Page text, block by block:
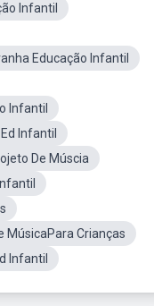
Infantil
Educação Infantil
Infantil
Infantil
De Múscia
MúsicaPara Crianças
Infantil